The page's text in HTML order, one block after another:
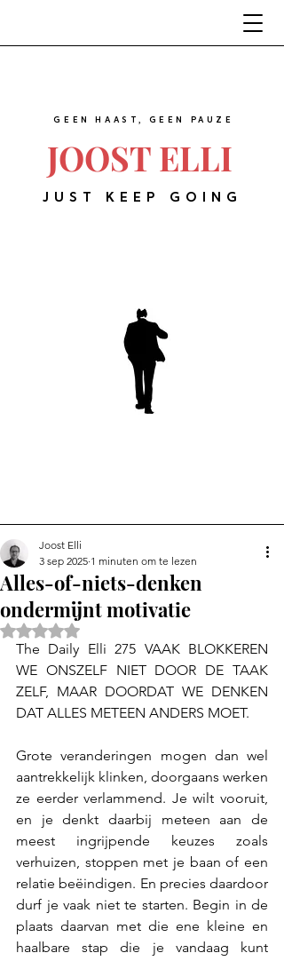
JOOST ELLI
GEEN HAAST, GEEN PAUZE
JUST KEEP GOING
Alles-of-niets-denken
ondermijnt motivatie
Joost Elli
3 sep 2025 1 minuten om te lezen
Beoordeeld met NaN uit 5 sterren.
The Daily Elli 275 VAAK BLOKKEREN
WE ONSZELF NIET DOOR DE TAAK
ZELF, MAAR DOORDAT WE DENKEN
DAT ALLES METEEN ANDERS MOET.
Grote veranderingen mogen dan wel
aantrekkelijk klinken, doorgaans werken
ze eerder verlammend. Je wilt vooruit,
en je denkt daarbij meteen aan de
meest ingrijpende keuzes zoals
verhuizen, stoppen met je baan of een
relatie beëindigen. En precies daardoor
durf je vaak niet te starten. Begin in de
plaats daarvan met die ene kleine en
haalbare stap die je vandaag kunt